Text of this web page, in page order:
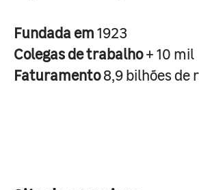
Fundada em1923
Colegas de trabalho+ 10 mil
Faturamento8,9 bilhões de